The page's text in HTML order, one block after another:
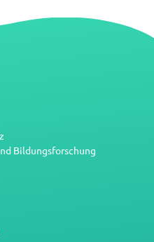
Bildungsforschung